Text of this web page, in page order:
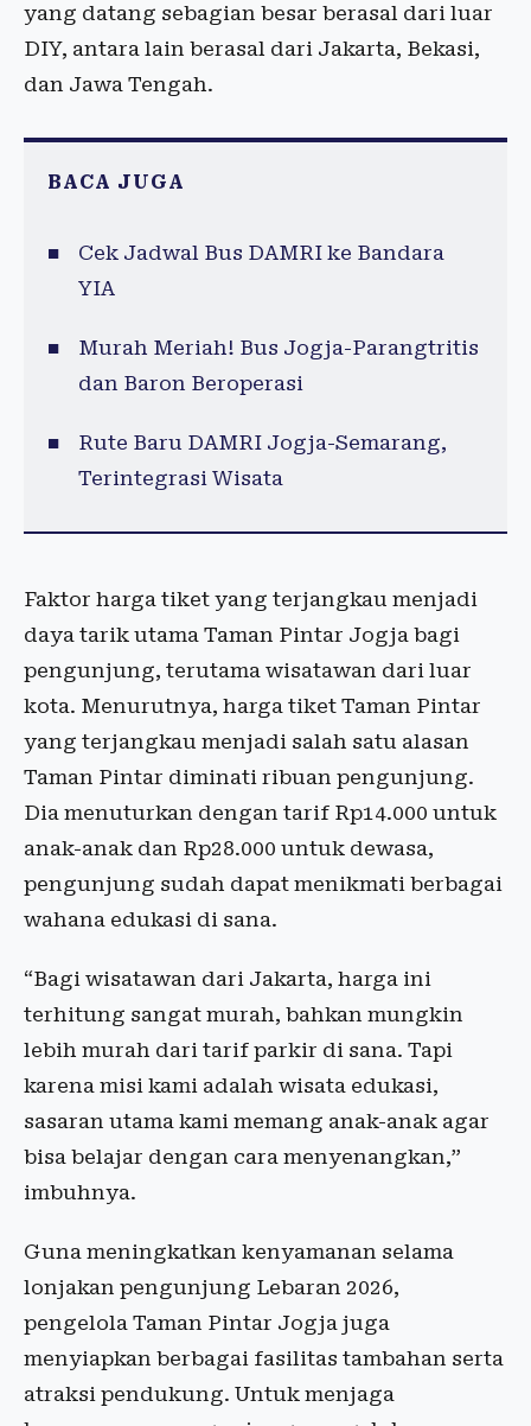
yang datang sebagian besar berasal dari luar
DIY, antara lain berasal dari Jakarta, Bekasi,
dan Jawa Tengah.
BACA JUGA
Cek Jadwal Bus DAMRI ke Bandara
YIA
Murah Meriah! Bus Jogja-Parangtritis
dan Baron Beroperasi
Rute Baru DAMRI Jogja-Semarang,
Terintegrasi Wisata
Faktor harga tiket yang terjangkau menjadi
daya tarik utama Taman Pintar Jogja bagi
pengunjung, terutama wisatawan dari luar
kota. Menurutnya, harga tiket Taman Pintar
yang terjangkau menjadi salah satu alasan
Taman Pintar diminati ribuan pengunjung.
Dia menuturkan dengan tarif Rp14.000 untuk
anak-anak dan Rp28.000 untuk dewasa,
pengunjung sudah dapat menikmati berbagai
wahana edukasi di sana.
“Bagi wisatawan dari Jakarta, harga ini
terhitung sangat murah, bahkan mungkin
lebih murah dari tarif parkir di sana. Tapi
karena misi kami adalah wisata edukasi,
sasaran utama kami memang anak-anak agar
bisa belajar dengan cara menyenangkan,”
imbuhnya.
Guna meningkatkan kenyamanan selama
lonjakan pengunjung Lebaran 2026,
pengelola Taman Pintar Jogja juga
menyiapkan berbagai fasilitas tambahan serta
atraksi pendukung. Untuk menjaga